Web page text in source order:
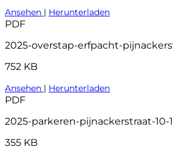
Ansehen | Herunterladen
PDF
2025-overstap-erfpacht-
752 KB
Ansehen | Herunterladen
PDF
2025-parkeren-pijnackerstraat-10-1
355 KB